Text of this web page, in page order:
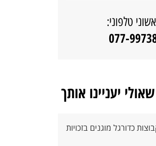
טלפוני:
יעניינו אותך
כדורגל מוגנים בזכויות